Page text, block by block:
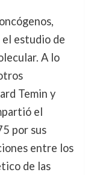
estudio de
A lo
Temin y
el
por sus
entre los
de las